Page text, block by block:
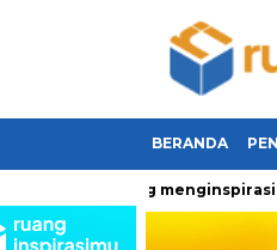
BERANDA
yang menginspirasi